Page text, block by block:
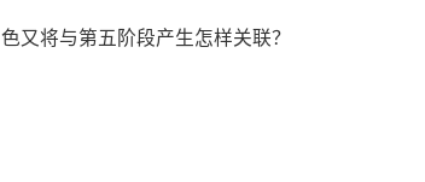
又将与第五阶段产生怎样关联？